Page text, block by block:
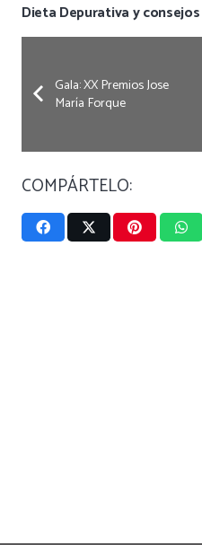
Dieta Depurativa y
Gala: XX Premios Jose
María Forque
COMPÁRTELO: